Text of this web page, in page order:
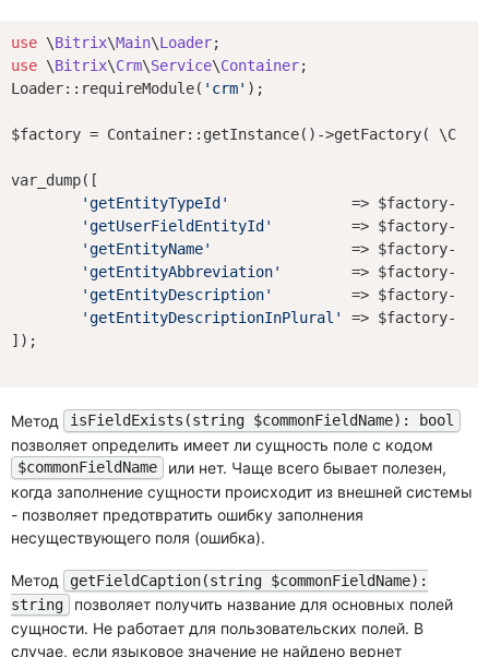
use \Bitrix\Main\Loader
use \Bitrix\Crm\Service\Container;
Loader::requireModule( 'crm' );
$factory = Container::getInstance()->getFactory(
var_dump([
'getEntityTypeId'
'getUserFieldEntityId'
'getEntityName'
'getEntityAbbreviation'
'getEntityDescription'
'getEntityDescriptionInPlural'
=> $factory-
]);
Метод isFieldExists(string $commonFieldName): bool
позволяет определить имеет ли сущность поле с кодом
$commonFieldName
или нет. Чаще всего бывает полезен,
когда заполнение сущности происходит из внешней системы
- позволяет предотвратить ошибку заполнения
несуществующего поля (ошибка).
Метод
getFieldCaption(string $commonFieldName):
string
позволяет получить название для основных полей
сущности. Не работает для пользовательских полей. В
случае, если языковое значение не найдено вернет